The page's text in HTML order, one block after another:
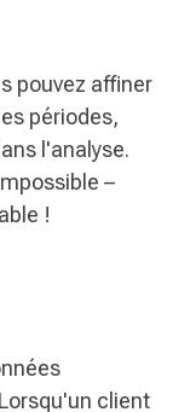
pouvez affiner
périodes,
l'analyse.
–
!
client